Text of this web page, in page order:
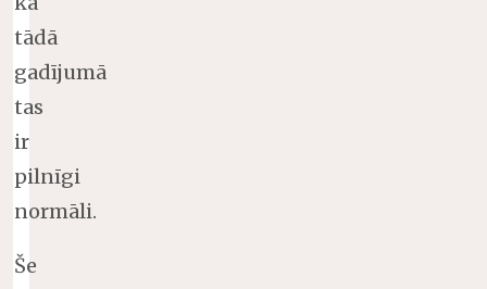
tādā
gadījumā
tas
ir
pilnīgi
normāli.
Še